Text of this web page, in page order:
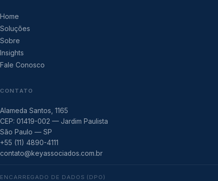
Home
Soluções
Sobre
Insights
Fale Conosco
CONTATO
Alameda Santos, 1165
CEP: 01419-002 — Jardim Paulista
São Paulo — SP
+55 (11) 4890-4111
contato@keyassociados.com.br
ENCARREGADO DE DADOS (DPO)